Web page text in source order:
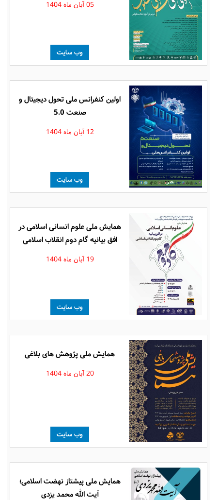
05 آبان ماه 1404
وب سایت
اولین کنفرانس ملی تحول دیجیتال و
صنعت 5.0
12 آبان ماه 1404
وب سایت
همایش ملی علوم انسانی اسلامی در
افق بیانیه گام دوم انقلاب اسلامی
19 آبان ماه 1404
وب سایت
همایش ملی پژوهش های بلاغی
20 آبان ماه 1404
وب سایت
همایش ملی پیشتاز نهضت اسلامی؛
آیت الله محمد یزدی